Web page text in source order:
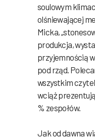
soulowym
olśniewającej
Micka,
produkcja,
przyjemnością
pod rząd.
wszystkim
wciąż
% zespołów.
Jak od dawna